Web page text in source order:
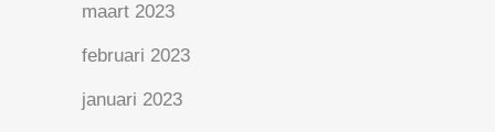
maart 2023
februari 2023
januari 2023